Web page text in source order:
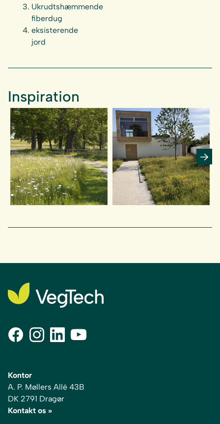
Ukrudtshæmmende
fiberdug
eksisterende
jord
Inspiration
Kontor
A. P. Møllers Allé 43B
DK 2791 Dragør
Kontakt os »